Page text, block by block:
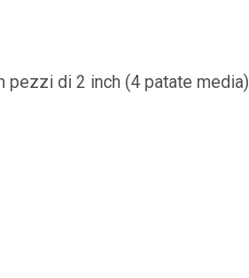
pezzi di 2 inch (4 patate media)